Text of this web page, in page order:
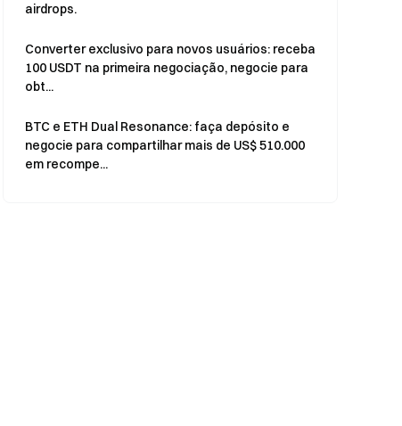
airdrops.
Converter exclusivo para novos usuários: receba
100 USDT na primeira negociação, negocie para
obt...
BTC e ETH Dual Resonance: faça depósito e
negocie para compartilhar mais de US$ 510.000
em recompe...